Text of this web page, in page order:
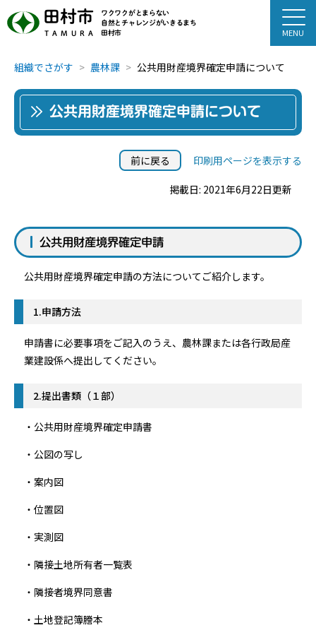
田村市
TAMURA
ワクワクがとまらない
自然とチャレンジがいきるまち
田村市
組織でさがす 農林課 公共用財産境界確定申請について
公共用財産境界確定申請について
前に戻る 印刷用ページを表示する
掲載日: 2021年6月22日更新
公共用財産境界確定申請
公共用財産境界確定申請の方法についてご紹介します。
1.申請方法
申請書に必要事項をご記入のうえ、農林課または各行政局産
業建設係へ提出してください。
2.提出書類（１部）
・公共用財産境界確定申請書
・公図の写し
・案内図
・位置図
・実測図
・隣接土地所有者一覧表
・隣接者境界同意書
・土地登記簿謄本